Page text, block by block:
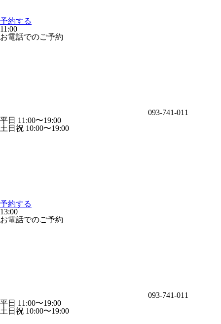
予約する
11:00
お電話でのご予約
093-741-011
平日 11:00〜19:00
土日祝 10:00〜19:00
予約する
13:00
お電話でのご予約
093-741-011
平日 11:00〜19:00
土日祝 10:00〜19:00